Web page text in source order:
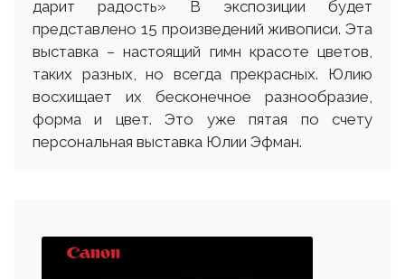
дарит радость» В экспозиции будет
представлено 15 произведений живописи. Эта
выставка – настоящий гимн красоте цветов,
таких разных, но всегда прекрасных. Юлию
восхищает их бесконечное разнообразие,
форма и цвет. Это уже пятая по счету
персональная выставка Юлии Эфман.